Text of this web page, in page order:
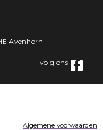
Avenhorn
volg ons
Algemene voorwaarden